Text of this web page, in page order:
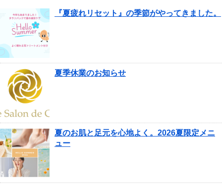
『夏疲れリセット』の季節がやってきました。
夏季休業のお知らせ
夏のお肌と足元を心地よく。2026夏限定メニ
ュー